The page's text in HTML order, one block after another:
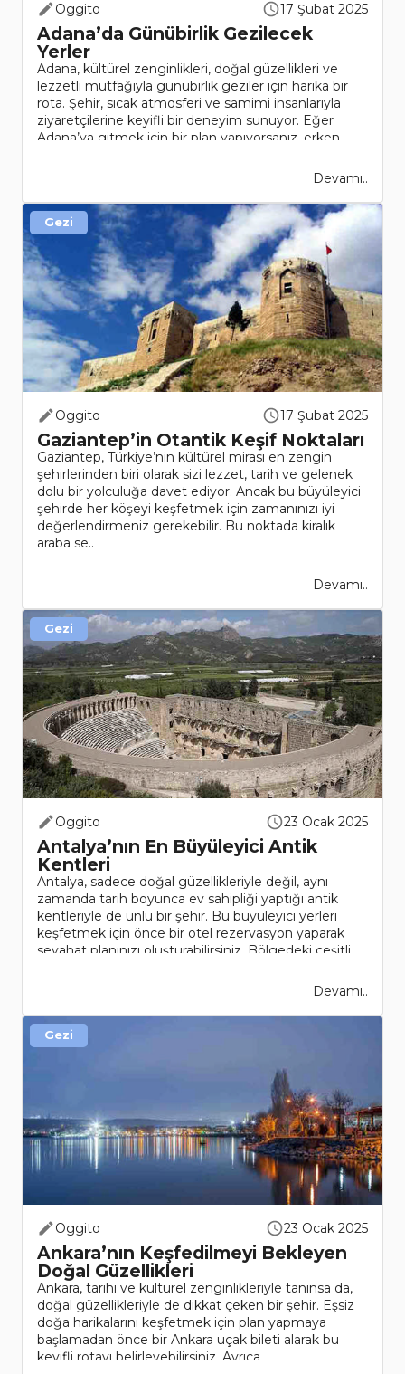
Oggito 17 Şubat 2025
Adana’da Günübirlik Gezilecek
Yerler
Adana, kültürel zenginlikleri, doğal güzellikleri ve
lezzetli mutfağıyla günübirlik geziler için harika bir
rota. Şehir, sıcak atmosferi ve samimi insanlarıyla
ziyaretçilerine keyifli bir deneyim sunuyor. Eğer
Adana’ya gitmek için bir plan yapıyorsanız, erken
Devamı..
Oggito 17 Şubat 2025
Gaziantep’in Otantik Keşif Noktaları
Gaziantep, Türkiye’nin kültürel mirası en zengin
şehirlerinden biri olarak sizi lezzet, tarih ve gelenek
dolu bir yolculuğa davet ediyor. Ancak bu büyüleyici
şehirde her köşeyi keşfetmek için zamanınızı iyi
değerlendirmeniz gerekebilir. Bu noktada kiralık
araba se..
Devamı..
Gezi
Oggito 23 Ocak 2025
Antalya’nın En Büyüleyici Antik
Kentleri
Antalya, sadece doğal güzellikleriyle değil, aynı
zamanda tarih boyunca ev sahipliği yaptığı antik
kentleriyle de ünlü bir şehir. Bu büyüleyici yerleri
keşfetmek için önce bir otel rezervasyon yaparak
seyahat planınızı oluşturabilirsiniz. Bölgedeki çeşitli
Devamı..
Gezi
Oggito 23 Ocak 2025
Ankara’nın Keşfedilmeyi Bekleyen
Doğal Güzellikleri
Ankara, tarihi ve kültürel zenginlikleriyle tanınsa da,
doğal güzellikleriyle de dikkat çeken bir şehir. Eşsiz
doğa harikalarını keşfetmek için plan yapmaya
başlamadan önce bir Ankara uçak bileti alarak bu
keyifli rotayı belirleyebilirsiniz. Ayrıca ..
Gezi